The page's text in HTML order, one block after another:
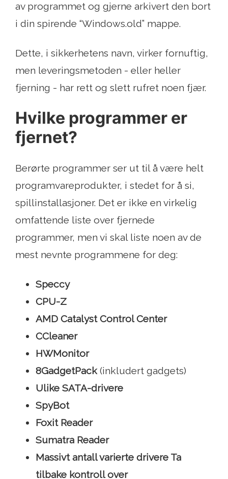
av programmet og gjerne arkivert den bort
i din spirende “Windows.old” mappe.
Dette, i sikkerhetens navn, virker fornuftig,
men leveringsmetoden - eller heller
fjerning - har rett og slett rufret noen fjær.
Hvilke programmer er
fjernet?
Berørte programmer ser ut til å være helt
programvareprodukter, i stedet for å si,
spillinstallasjoner. Det er ikke en virkelig
omfattende liste over fjernede
programmer, men vi skal liste noen av de
mest nevnte programmene for deg:
Speccy
CPU-Z
AMD Catalyst Control Center
CCleaner
HWMonitor
8GadgetPack(inkludert gadgets)
Ulike SATA-drivere
SpyBot
Foxit Reader
Sumatra Reader
Massivt antall varierte drivere Ta
tilbake kontroll over